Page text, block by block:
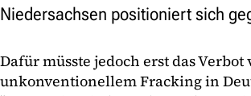
Niedersachsen positioniert sich
Dafür müsste jedoch erst das Verbot
unkonventionellem Fracking in